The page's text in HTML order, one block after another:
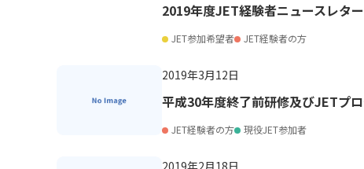
2019年度JET経験者ニュースレタ
JET参加希望者 JET経験者の方
2019年3月12日
平成30年度終了前研修及びJETプ
JET経験者の方 現役JET参加者
2019年2月18日